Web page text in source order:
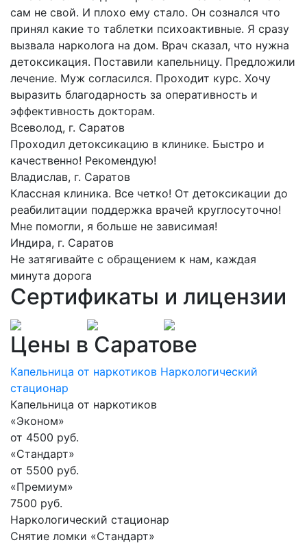
сам не свой. И плохо ему стало. Он сознался что
принял какие то таблетки психоактивные. Я сразу
вызвала нарколога на дом. Врач сказал, что нужна
детоксикация. Поставили капельницу. Предложили
лечение. Муж согласился. Проходит курс. Хочу
выразить благодарность за оперативность и
эффективность докторам.
Всеволод, г. Саратов
Проходил детоксикацию в клинике. Быстро и
качественно! Рекомендую!
Владислав, г. Саратов
Классная клиника. Все четко! От детоксикации до
реабилитации поддержка врачей круглосуточно!
Мне помогли, я больше не зависимая!
Индира, г. Саратов
Не затягивайте с обращением к нам, каждая
минута дорога
Сертификаты и лицензии
Цены в Саратове
Капельница от наркотиков Наркологический
стационар
Капельница от наркотиков
«Эконом»
от 4500 руб.
«Стандарт»
от 5500 руб.
«Премиум»
7500 руб.
Наркологический стационар
Снятие ломки «Стандарт»